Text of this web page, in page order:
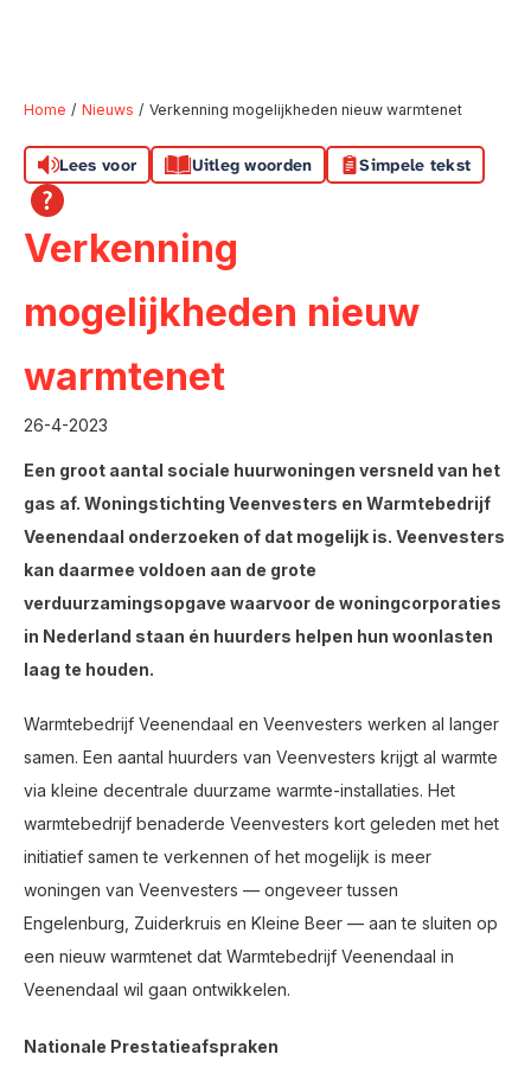
Naar hoofdinhoud
Naar hoofdnavigatiemenu
Naar zoeken
Home Nieuws Verkenning mogelijkheden nieuw warmtenet
Lees voor Uitleg woorden Simpele tekst
Verkenning
mogelijkheden nieuw
warmtenet
26-4-2023
Een groot aantal sociale huurwoningen versneld van het
gas af. Woningstichting Veenvesters en Warmtebedrijf
Veenendaal onderzoeken of dat mogelijk is. Veenvesters
kan daarmee voldoen aan de grote
verduurzamingsopgave waarvoor de woningcorporaties
in Nederland staan én huurders helpen hun woonlasten
laag te houden.
Warmtebedrijf Veenendaal en Veenvesters werken al langer
samen. Een aantal huurders van Veenvesters krijgt al warmte
via kleine decentrale duurzame warmte-installaties. Het
warmtebedrijf benaderde Veenvesters kort geleden met het
initiatief samen te verkennen of het mogelijk is meer
woningen van Veenvesters — ongeveer tussen
Engelenburg, Zuiderkruis en Kleine Beer — aan te sluiten op
een nieuw warmtenet dat Warmtebedrijf Veenendaal in
Veenendaal wil gaan ontwikkelen.
Nationale Prestatieafspraken